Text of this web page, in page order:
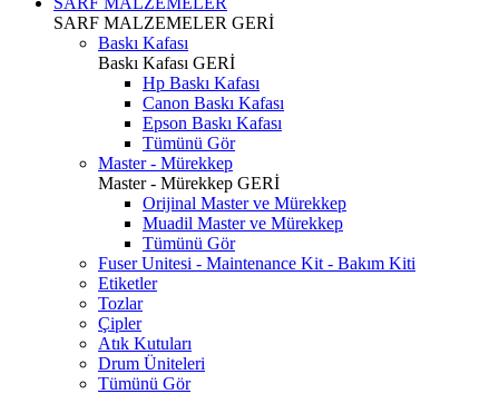
SARF MALZEMELER GERİ
Baskı Kafası
Baskı Kafası GERİ
Hp Baskı Kafası
Canon Baskı Kafası
Epson Baskı Kafası
Tümünü Gör
Master - Mürekkep
Master - Mürekkep GERİ
Orijinal Master ve Mürekkep
Muadil Master ve Mürekkep
Tümünü Gör
Fuser Unitesi - Maintenance Kit - Bakım Kiti
Etiketler
Tozlar
Çipler
Atık Kutuları
Drum Üniteleri
Tümünü Gör